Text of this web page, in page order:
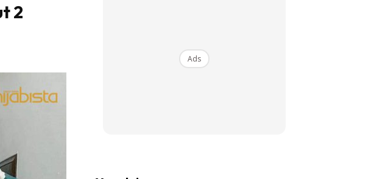
terkini di HIJABISTA!
2
Ads